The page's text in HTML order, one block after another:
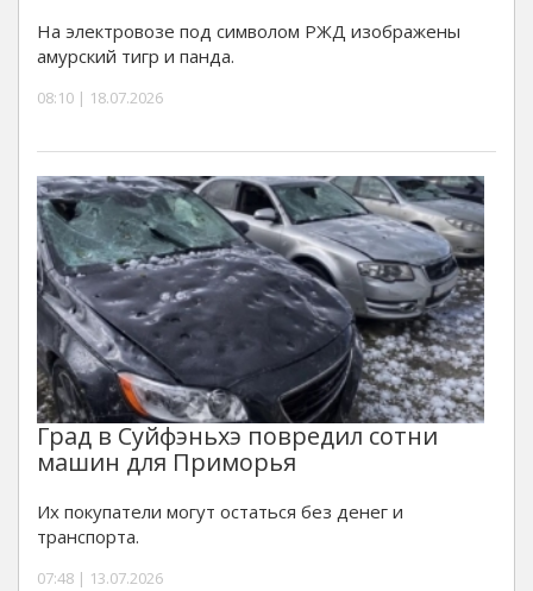
На электровозе под символом РЖД изображены
амурский тигр и панда.
08:10 | 18.07.2026
Град в Суйфэньхэ повредил сотни
машин для Приморья
Их покупатели могут остаться без денег и
транспорта.
07:48 | 13.07.2026